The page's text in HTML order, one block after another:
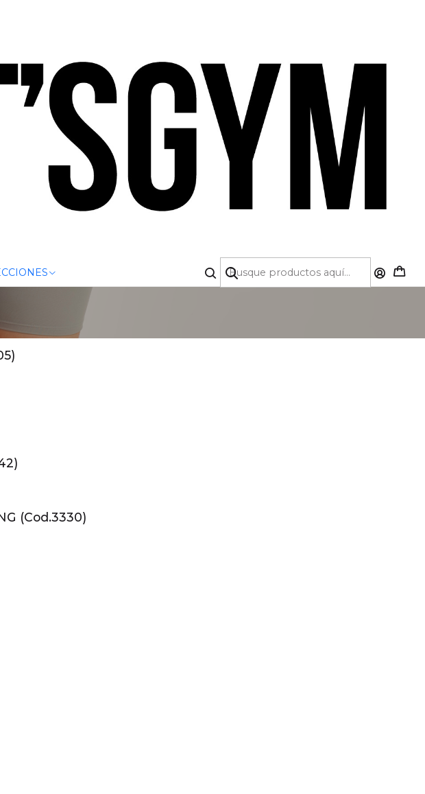
libertad de movimiento y un estilo único que te acompañe desde el
detalles ergonómicos y cortes modernos.
(Cod.3330)